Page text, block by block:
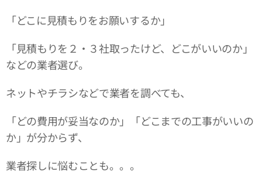
「どこに見積もりをお願いするか」
「見積もりを２・３社取ったけど、どこがいいのか」
などの業者選び。
ネットやチラシなどで業者を調べても、
「どの費用が妥当なのか」「どこまでの工事がいいの
か」が分からず、
業者探しに悩むことも。。。